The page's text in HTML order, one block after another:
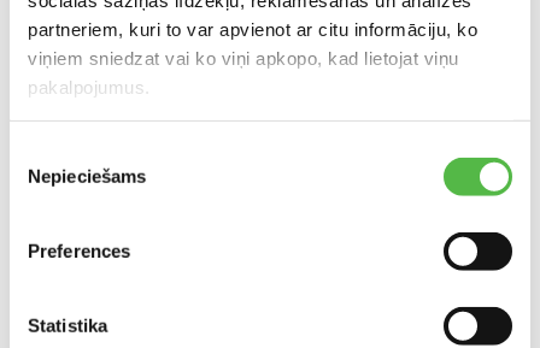
partneriem, kuri to var apvienot ar citu informāciju, ko
viņiem sniedzat vai ko viņi apkopo, kad lietojat viņu
pakalpojumus.
izvēle
Nepieciešams
Preferences
Statistika
РАСПОЛОЖЕНИЕ НА КАРТЕ